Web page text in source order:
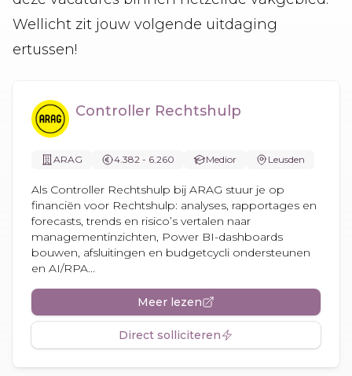
Wellicht zit jouw volgende uitdaging
ertussen!
Controller Rechtshulp
ARAG 4.382 - 6.260 Medior Leusden
Als Controller Rechtshulp bij ARAG stuur je op
financiën voor Rechtshulp: analyses, rapportages en
forecasts, trends en risico’s vertalen naar
managementinzichten, Power BI-dashboards
bouwen, afsluitingen en budgetcycli ondersteunen
en AI/RPA...
Meer lezen
Direct solliciteren